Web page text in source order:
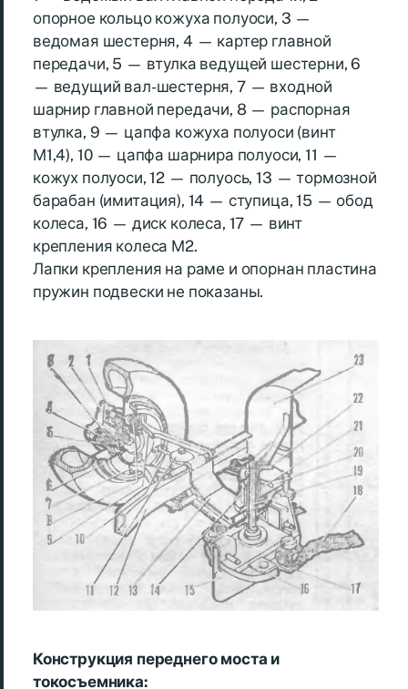
опорное кольцо кожуха полуоси, 3 —
ведомая шестерня, 4 — картер главной
передачи, 5 — втулка ведущей шестерни, 6
— ведущий вал-шестерня, 7 — входной
шарнир главной передачи, 8 — распорная
втулка, 9 — цапфа кожуха полуоси (винт
М1,4), 10 — цапфа шарнира полуоси, 11 —
кожух полуоси, 12 — полуось, 13 — тормозной
барабан (имитация), 14 — ступица, 15 — обод
колеса, 16 — диск колеса, 17 — винт
крепления колеса М2.
Лапки крепления на раме и опорнан пластина
пружин подвески не показаны.
Конструкция переднего моста и
токосъемника: